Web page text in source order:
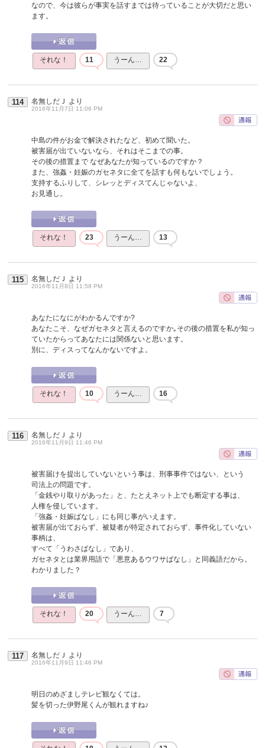
なので、今は彼らが事実を話すまでは待っていることが大切だと思い
ます。
それな！ 11 うーん… 22
114 名無しだＪ より
2016年11月7日 11:06 PM
中島の件がお金で解決されたなど、初めて聞いた。
被害届が出ていないなら、それはそこまでの事。
その後の措置まで なぜあなたが知っているのですか？
また、強姦・妊娠のガセネタに全てを話すも何もないでしょう。
支持するふりして、シレッとディスてんじゃないよ、
お見通し。
それな！ 23 うーん… 13
115 名無しだＪ より
2016年11月8日 11:58 PM
あなたになにがわかるんですか?
あなたこそ、なぜガセネタと言えるのですか｡その後の措置を私が知っ
ていたからってあなたには関係ないと思います。
別に、ディスってなんかないですよ。
それな！ 10 うーん… 16
116 名無しだＪ より
2016年11月9日 11:46 PM
被害届けを提出していないという事は、刑事事件ではない、という
司法上の問題です。
「金銭やり取りがあった」と、たとえネット上でも断定する事は、
人権を侵しています。
「強姦・妊娠ばなし」にも同じ事がいえます。
被害届が出ておらず、被疑者が特定されておらず、事件化していない
事柄は、
すべて「うわさばなし」であり、
ガセネタとは業界用語で「悪意あるウワサばなし」と同義語だから。
わかりました？
それな！ 20 うーん… 7
117 名無しだＪ より
2016年11月9日 11:46 PM
明日のめざましテレビ観なくては。
髪を切った伊野尾くんが観れますね♪